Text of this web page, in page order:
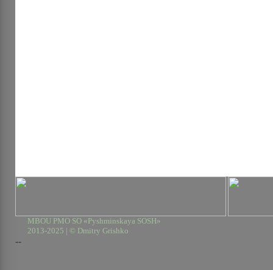
MBOU PMO SO «Pyshminskaya SOSH»
2013-2025 | © Dmitry Grishko
--